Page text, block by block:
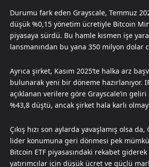
Durumu fark eden Grayscale, Temmuz
düşük %0,15 yönetim ücretiyle Bitcoin Mini
piyasaya sürdü. Bu hamle kısmen işe
lansmanından bu yana 350 milyon dolar
Ayrıca şirket, Kasım 2025’te halka arz
bulunarak yeni bir döneme hazırlanıyor.
açıklanan verilere göre Grayscale’in geliri
%43,8 düştü, ancak şirket hala karlı
Çıkış hızı son aylarda yavaşlamış olsa da,
lider konumuna geri dönmesi pek
Bitcoin ETF piyasasındaki rekabet giderek
yatırımcılar için düşük ücret ve güçlü